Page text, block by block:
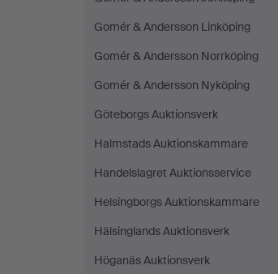
Gomér & Andersson Linköping
Gomér & Andersson Norrköping
Gomér & Andersson Nyköping
Göteborgs Auktionsverk
Halmstads Auktionskammare
Handelslagret Auktionsservice
Helsingborgs Auktionskammare
Hälsinglands Auktionsverk
Höganäs Auktionsverk